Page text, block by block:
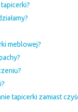
meblowej?
tapicerki zamiast